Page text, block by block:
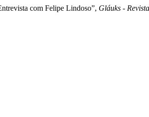
com Felipe Lindoso”, Gláuks -